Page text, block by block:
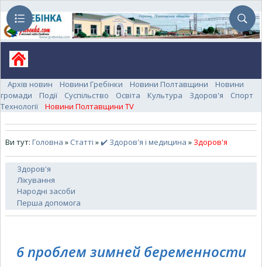
Архів новин Новини Гребінки Новини Полтавщини
Новини
громади
Події Суспільство Освіта Культура Здоров'я
Спорт
Технології
Новини Полтавщини TV
Ви тут: Головна » Статті »✔️ Здоров'я і медицина » Здоров'я
Здоров'я
Лікування
Народні засоби
Перша допомога
6 проблем зимней беременности